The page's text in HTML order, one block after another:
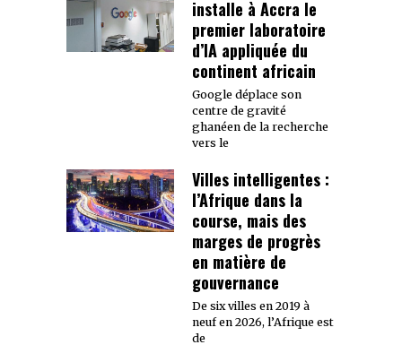
installe à Accra le
premier laboratoire
d’IA appliquée du
continent africain
Google déplace son
centre de gravité
ghanéen de la recherche
vers le
Villes intelligentes :
l’Afrique dans la
course, mais des
marges de progrès
en matière de
gouvernance
De six villes en 2019 à
neuf en 2026, l’Afrique est
de